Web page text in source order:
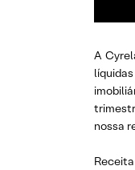
A
nossa